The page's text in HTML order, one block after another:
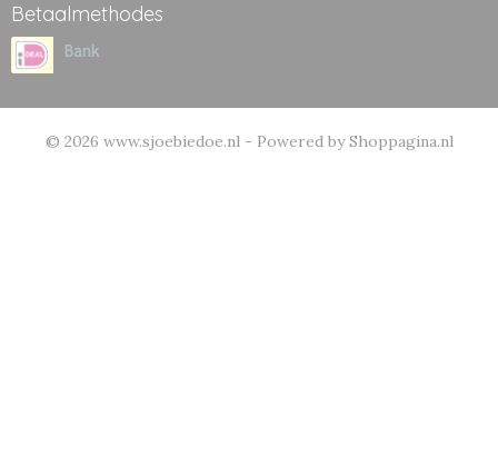
Betaalmethodes
© 2026 www.sjoebiedoe.nl - Powered by Shoppagina.nl